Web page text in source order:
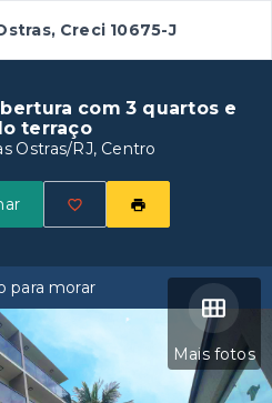
Creci 10675-J
com 3 quartos e
terraço
Ostras/RJ, Centro
Mais fotos
para morar